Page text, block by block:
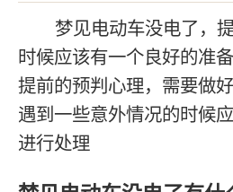
梦见电动车没电了，
时候应该有一个良好的准
提前的预判心理，需要做
遇到一些意外情况的时候
进行处理